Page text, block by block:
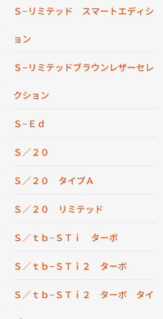
Ｓ−リミテッド スマートエディシ
ョン
Ｓ−リミテッドブラウンレザーセレ
クション
Ｓ−Ｅｄ
Ｓ／２０
Ｓ／２０ タイプＡ
Ｓ／２０ リミテッド
Ｓ／ｔｂ−ＳＴｉ ターボ
Ｓ／ｔｂ−ＳＴｉ２ ターボ
Ｓ／ｔｂ−ＳＴｉ２ ターボ タイ